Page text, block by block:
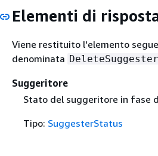
Elementi di
Viene restituito l'elemento
denominata
Suggeritore
Stato del suggeritore in fase
Tipo: SuggesterStatus